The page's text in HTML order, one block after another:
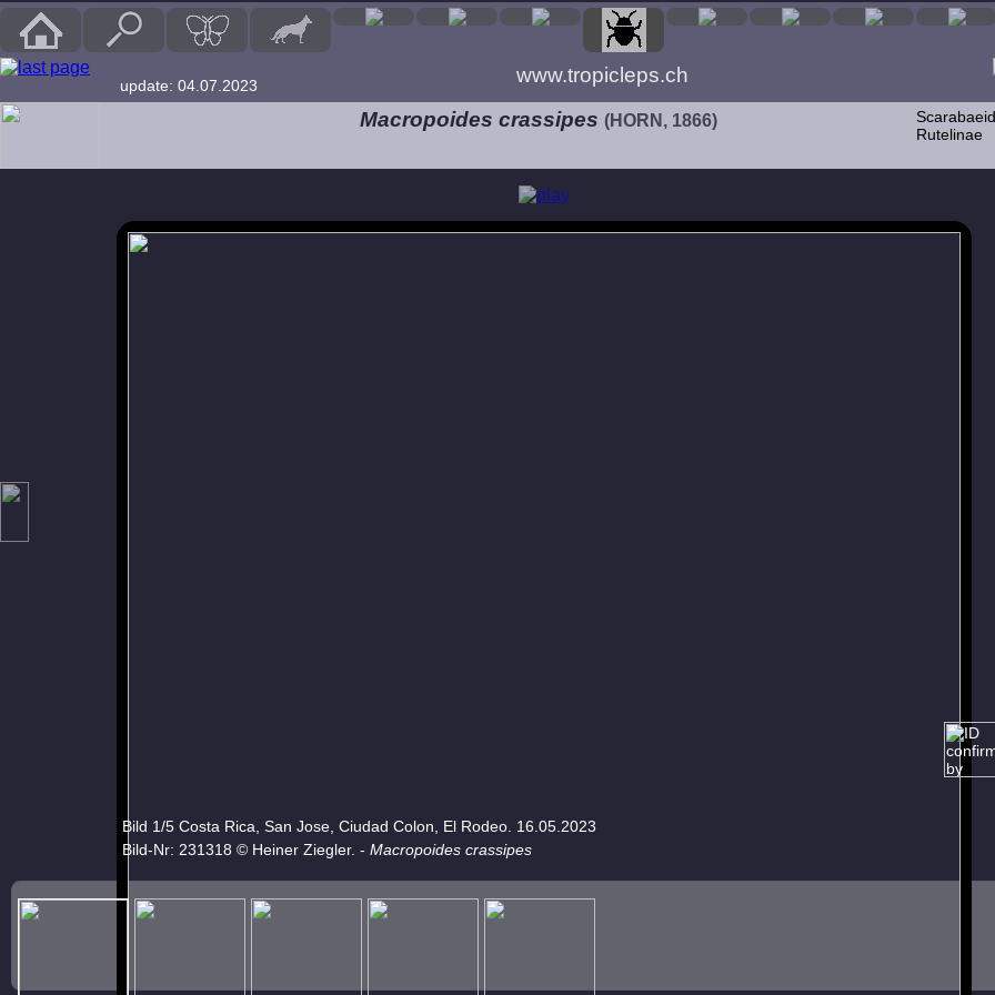
update: 04.07.2023 www.tropicleps.ch
Rutelinae
Macropoides crassipes (HORN, 1866)
Bild 1/5 Costa Rica, San Jose, Ciudad Colon, El Rodeo. 16.05.2023
Bild-Nr: 231318 © Heiner Ziegler. - Macropoides crassipes